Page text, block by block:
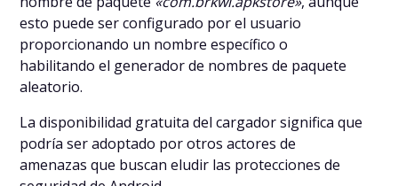
esto puede ser configurado por el usuario
proporcionando un nombre específico o
habilitando el generador de nombres de paquete
aleatorio.
La disponibilidad gratuita del cargador significa que
podría ser adoptado por otros actores de
amenazas que buscan eludir las protecciones de